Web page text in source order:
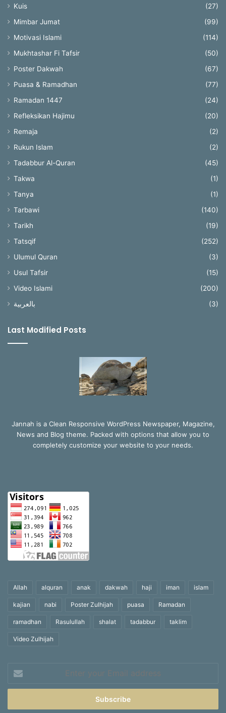
Kuis
(27)
Mimbar Jumat
(99)
Motivasi Islami
(114)
Mukhtashar Fi Tafsir
(50)
Poster Dakwah
(67)
Puasa & Ramadhan
(77)
Ramadan 1447
(24)
Refleksikan Hajimu
(20)
Remaja
(2)
Rukun Islam
(2)
Tadabbur Al-Quran
(45)
Takwa
(1)
Tanya
(1)
Tarbawi
(140)
Tarikh
(19)
Tatsqif
(252)
Ulumul Quran
(3)
Usul Tafsir
(15)
Video Islami
(200)
بالعربية
(3)
Last Modified Posts
Jannah is a Clean Responsive WordPress Newspaper, Magazine,
News and Blog theme. Packed with options that allow you to
completely customize your website to your needs.
Allah alquran anak dakwah haji iman islam
kajian nabi Poster Zulhijah puasa Ramadan
ramadhan Rasulullah shalat tadabbur taklim
Video Zulhijah
your
Email